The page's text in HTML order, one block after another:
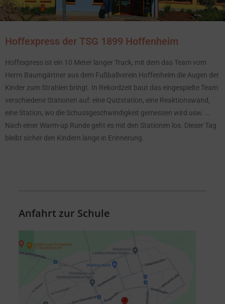
Hoffexpress der TSG 1899 Hoffenheim
Hoffexpress ist ein 10 Meter langer Truck, mit dem das Team vom
Herrn Baumgärtner aus dem Fußballverein Hoffenheim die Augen der
Kinder zum Strahlen bringt. In Rekordzeit baut das eingespielte Team
verschiedene Stationen auf: eine Quizstation, eine Reaktionswand,
eine Station, wo die Schussgeschwindigkeit gemessen wird usw. …
Nach einer Warm-up Runde geht es mit den Stationen los. Dieser Tag
bleibt sicher den Kindern lange in Erinnerung.
Anfahrt zur Schule